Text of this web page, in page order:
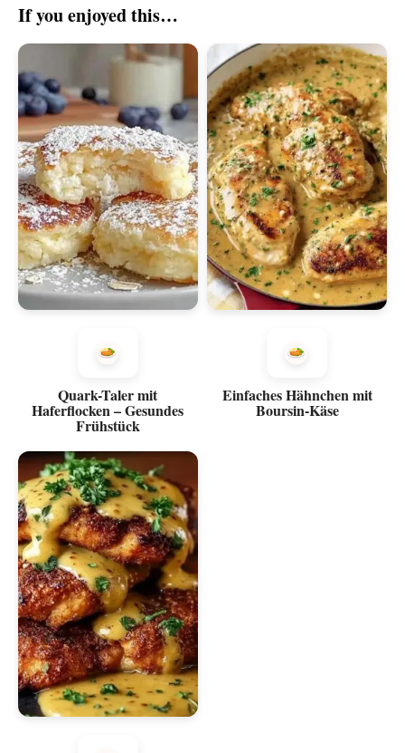
If you enjoyed this…
Quark-Taler mit
Haferflocken – Gesundes
Frühstück
Einfaches Hähnchen mit
Boursin-Käse